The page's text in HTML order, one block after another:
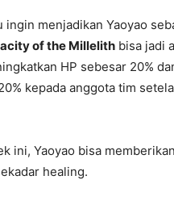
ingin menjadikan Yaoyao
of the Millelith bisa jadi
HP sebesar 20%
kepada anggota tim
ini, Yaoyao bisa
healing.